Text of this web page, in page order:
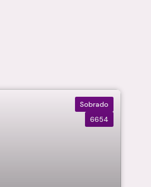
Sobrado
6654